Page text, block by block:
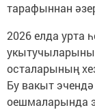
тарафыннан
2026 елда урта
осталарының
Бу вакыт
оешмаларында